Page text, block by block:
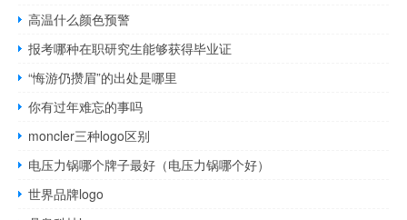
高温什么颜色预警
报考哪种在职研究生能够获得毕业证
“悔游仍攒眉”的出处是哪里
你有过年难忘的事吗
moncler三种logo区别
电压力锅哪个牌子最好（电压力锅哪个好）
世界品牌logo